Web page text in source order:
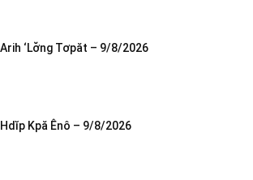
Arih ‘Lơ̆ng Tơpăt – 9/8/2026
Hdĭp Kpă Ênô – 9/8/2026